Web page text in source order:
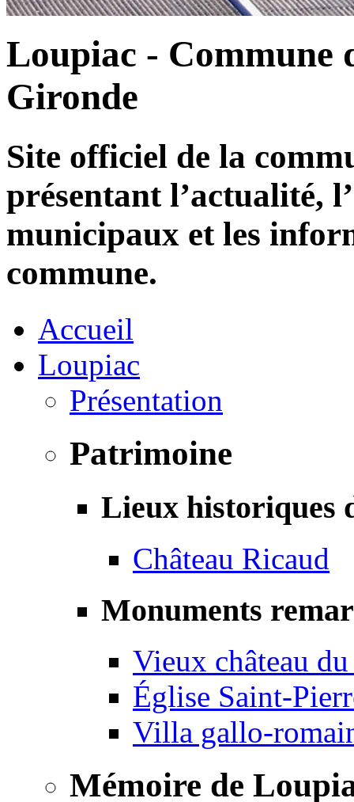
Loupiac - Commune
Gironde
Site officiel de la
présentant l’actualité,
municipaux et les
commune.
Accueil
Loupiac
Présentation
Patrimoine
Lieux historiques
Château Ricaud
Monuments
Vieux château
Église Saint-
Villa gallo-
Mémoire de